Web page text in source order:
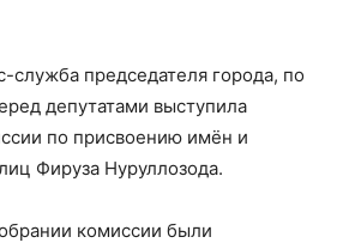
служба председателя города, по
депутатами выступила
по присвоению имён и
Фируза Нуруллозода.
комиссии были